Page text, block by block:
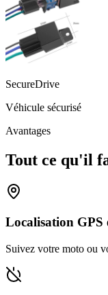
SecureDrive
Véhicule sécurisé
Avantages
Tout ce qu'il
Localisation GPS
Suivez votre moto ou